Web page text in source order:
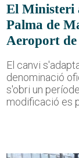
El Ministeri
Palma de
Aeroport
El canvi
denominació
s'obri un
modificació es